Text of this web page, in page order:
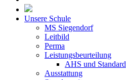
Unsere Schule
MS Siegendorf
Leitbild
Perma
Leistungsbeurteilung
AHS und Standard
Ausstattung